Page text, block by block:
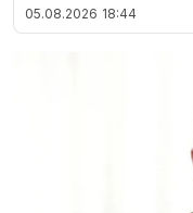
05.08.2026 18:44